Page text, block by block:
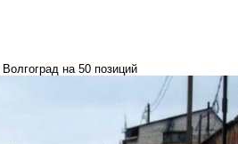
на 50 позиций